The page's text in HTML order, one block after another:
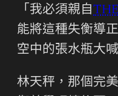
「我必須親自
能將這種失衡導
空中的張水瓶大喊
林天秤，那個完